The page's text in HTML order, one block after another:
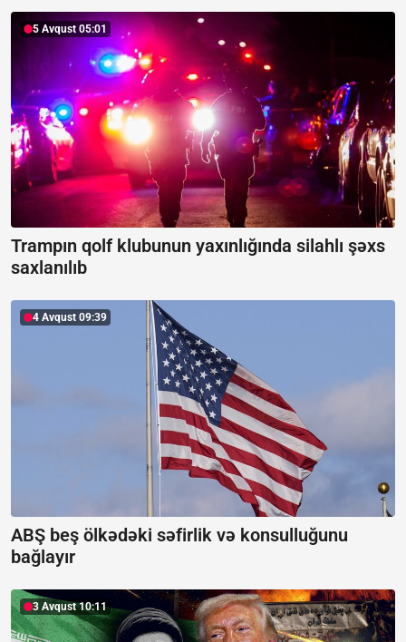
5 Avqust 05:01
Trampın qolf klubunun yaxınlığında silahlı şəxs
saxlanılıb
4 Avqust 09:39
ABŞ beş ölkədəki səfirlik və konsulluğunu
bağlayır
3 Avqust 10:11